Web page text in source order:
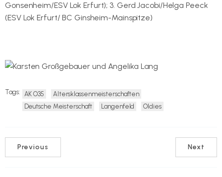
Gonsenheim/ESV Lok Erfurt); 3. Gerd Jacobi/Helga Peeck
(ESV Lok Erfurt/ BC Ginsheim-Mainspitze)
Tags: AK O35
Altersklassenmeisterschaften
Deutsche Meisterschaft
Langenfeld Oldies
Previous Next